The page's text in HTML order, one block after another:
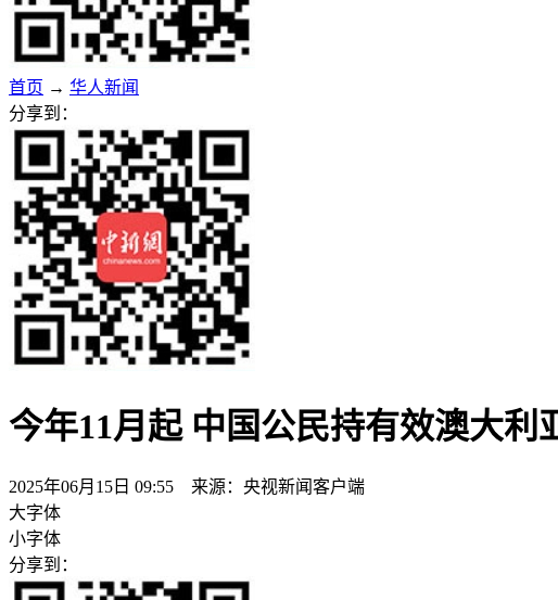
首页 → 华人新闻
分享到：
今年11月起 中国公民持有效澳大利
2025年06月15日 09:55 来源：央视新闻客户端
大字体
小字体
分享到：